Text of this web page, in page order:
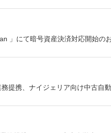
」にて暗号資産決済対応開始の
提携、ナイジェリア向け中古自